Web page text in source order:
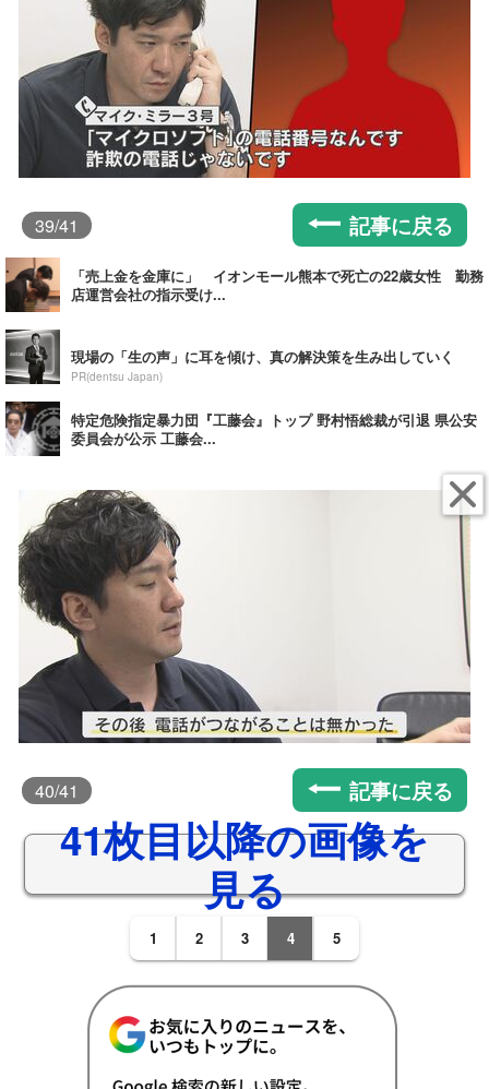
39/41 記事に戻る
「売上金を金庫に」 イオンモール熊本で死亡の22歳女性 勤務
店運営会社の指示受け...
現場の「生の声」に耳を傾け、真の解決策を生み出していく
PR(dentsu Japan)
特定危険指定暴力団『工藤会』トップ 野村悟総裁が引退 県公安
委員会が公示 工藤会...
40/41 記事に戻る
41枚目以降の画像を
見る
1 2 3 4 5